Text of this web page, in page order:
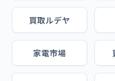
買取ルデヤ
家電市場